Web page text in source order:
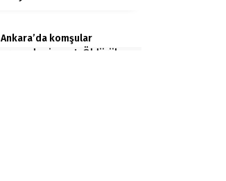
Ankara’da komşular
arasında cinayet: Öldürülen